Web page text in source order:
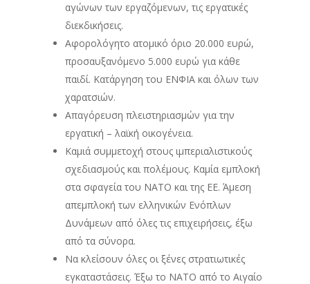
αγώνων των εργαζόμενων, τις εργατικές
διεκδικήσεις.
Αφορολόγητο ατομικό όριο 20.000 ευρώ,
προσαυξανόμενο 5.000 ευρώ για κάθε
παιδί. Κατάργηση του ΕΝΦΙΑ και όλων των
χαρατσιών.
Απαγόρευση πλειστηριασμών για την
εργατική – λαϊκή οικογένεια.
Καμιά συμμετοχή στους ιμπεριαλιστικούς
σχεδιασμούς και πολέμους. Καμία εμπλοκή
στα σφαγεία του ΝΑΤΟ και της ΕΕ. Άμεση
απεμπλοκή των ελληνικών Ενόπλων
Δυνάμεων από όλες τις επιχειρήσεις, έξω
από τα σύνορα.
Να κλείσουν όλες οι ξένες στρατιωτικές
εγκαταστάσεις. Έξω το ΝΑΤΟ από το Αιγαίο